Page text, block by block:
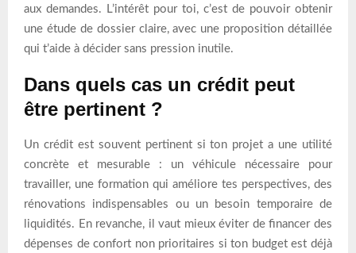
aux demandes. L’intérêt pour toi, c’est de pouvoir obtenir
une étude de dossier claire, avec une proposition détaillée
qui t’aide à décider sans pression inutile.
Dans quels cas un crédit peut
être pertinent ?
Un crédit est souvent pertinent si ton projet a une utilité
concrète et mesurable : un véhicule nécessaire pour
travailler, une formation qui améliore tes perspectives, des
rénovations indispensables ou un besoin temporaire de
liquidités. En revanche, il vaut mieux éviter de financer des
dépenses de confort non prioritaires si ton budget est déjà